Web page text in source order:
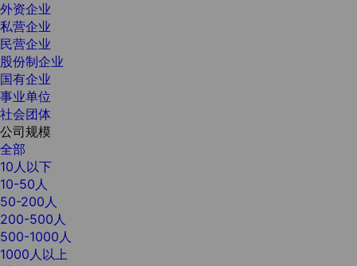
外资企业
私营企业
民营企业
股份制企业
国有企业
事业单位
社会团体
公司规模
全部
10人以下
10-50人
50-200人
200-500人
500-1000人
1000人以上